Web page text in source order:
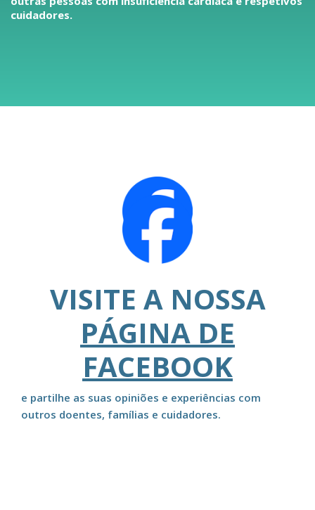
cuidadores.
VISITE A NOSSA
PÁGINA DE
FACEBOOK
e partilhe as suas opiniões e experiências com
outros doentes, famílias e cuidadores.